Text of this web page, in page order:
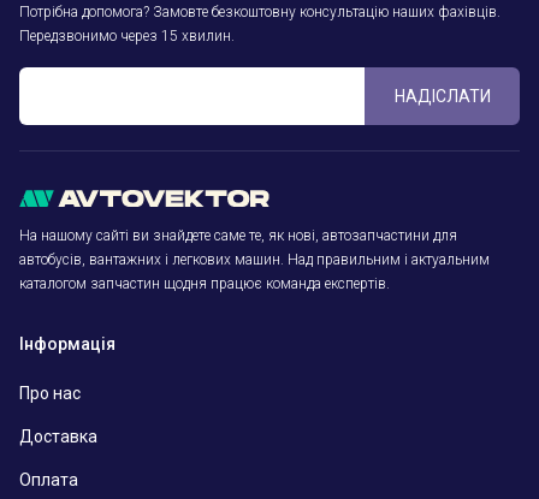
Потрібна допомога? Замовте безкоштовну консультацію наших фахівців.
Передзвонимо через 15 хвилин.
НАДІСЛАТИ
На нашому сайті ви знайдете саме те, як нові, автозапчастини для
автобусів, вантажних і легкових машин. Над правильним і актуальним
каталогом запчастин щодня працює команда експертів.
Інформація
Про нас
Доставка
Оплата